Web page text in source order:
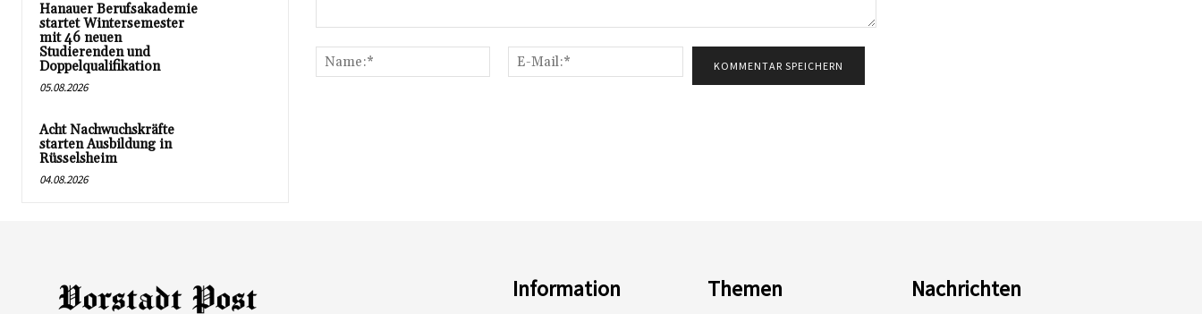
Hanauer Berufsakademie
startet Wintersemester
mit 46 neuen
Studierenden und
Doppelqualifikation
05.08.2026
Acht Nachwuchskräfte
starten Ausbildung in
Rüsselsheim
04.08.2026
Name:*
Mail:*
Information Themen Nachrichten